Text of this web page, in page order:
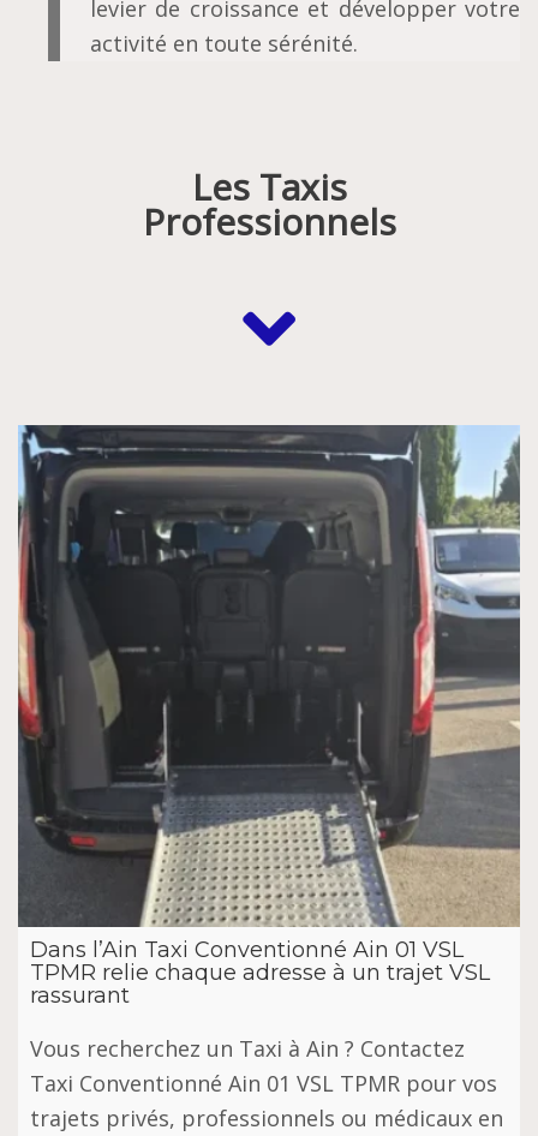
levier de croissance et développer votre
activité en toute sérénité.
Les Taxis
Professionnels
Dans l’Ain Taxi Conventionné Ain 01 VSL
TPMR relie chaque adresse à un trajet VSL
rassurant
Vous recherchez un Taxi à Ain ? Contactez
Taxi Conventionné Ain 01 VSL TPMR pour vos
trajets privés, professionnels ou médicaux en